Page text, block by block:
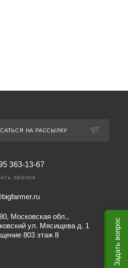
НА РАССЫЛКУ
363-13-67
ЗВОНОК
Московская обл.,
ул. Мясищева д. 1
803 этаж 8
Задать вопрос